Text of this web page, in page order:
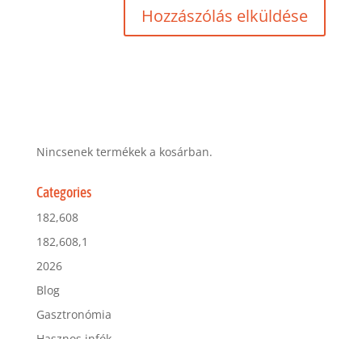
Nincsenek termékek a kosárban.
Categories
182,608
182,608,1
2026
Blog
Gasztronómia